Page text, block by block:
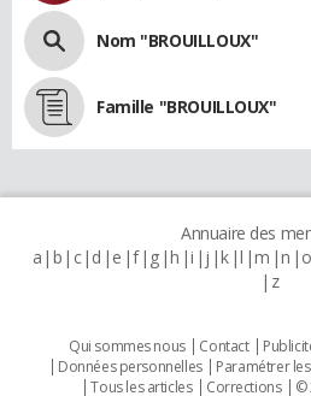
Nom "BROUILLOUX"
Famille "BROUILLOUX"
Annuaire des
a b c d e f g h i j k l m n o
z
Qui sommes nous Contact
Données personnelles
Paramétrer
Tous les articles
Corrections ©